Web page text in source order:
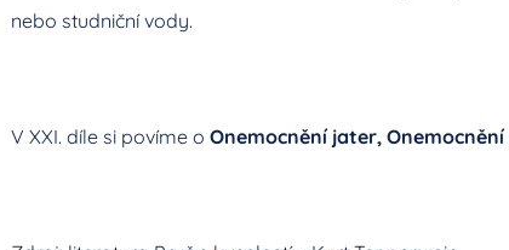
nebo studniční vody.
V XXI. díle si povíme o Onemocnění jater,